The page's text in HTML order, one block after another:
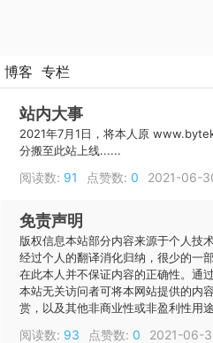
博客 专栏
站内大事
2021年7月1日，将本人原
分搬至此站上线......
阅读数: 91 点赞数: 0 2021-06-
免责声明
版权信息本站部分内容来源于个人技
经过个人的翻译消化归纳，很少的一
在此本人并不保证内容的正确性。通
本站无关访问者可将本网站提供的内
赏，以及其他非商业性或非盈利性用
阅读数: 93 点赞数: 0 2021-06-